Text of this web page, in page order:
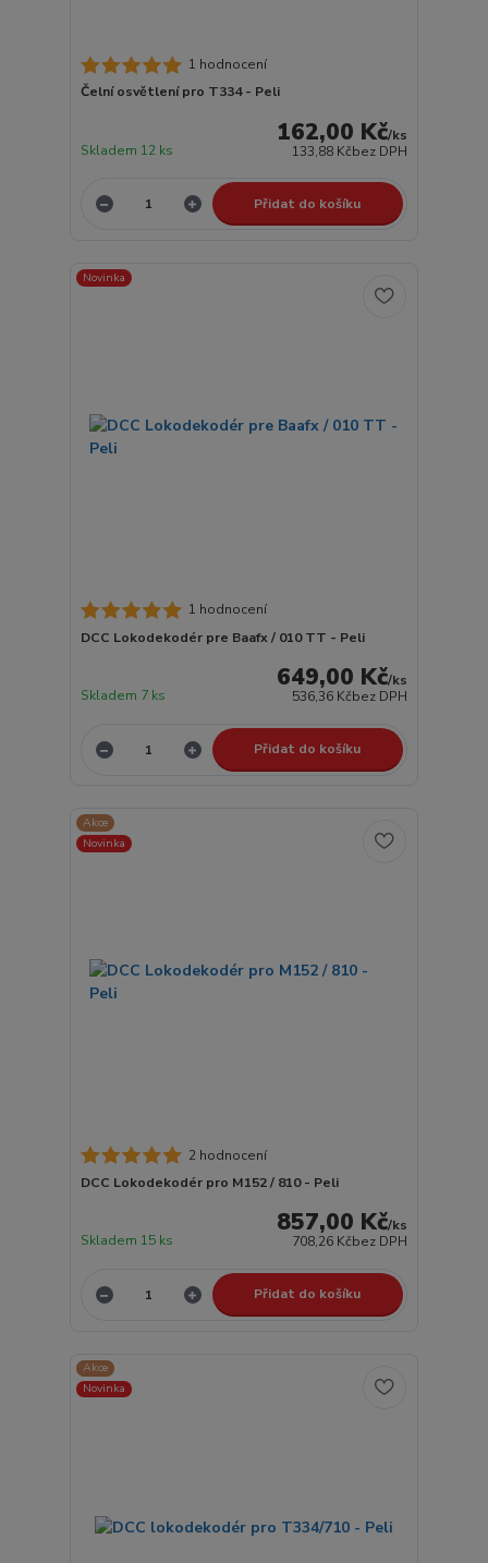
1 hodnocení
Čelní osvětlení pro T334 - Peli
162,00 Kč/ks
133,88 Kčbez DPH
Skladem 12 ks
Přidat do košíku
Novinka
1 hodnocení
DCC Lokodekodér pre Baafx / 010 TT - Peli
649,00 Kč/ks
536,36 Kčbez DPH
Skladem 7 ks
Přidat do košíku
Akce
Novinka
2 hodnocení
DCC Lokodekodér pro M152 / 810 - Peli
857,00 Kč/ks
708,26 Kčbez DPH
Skladem 15 ks
Přidat do košíku
Akce
Novinka